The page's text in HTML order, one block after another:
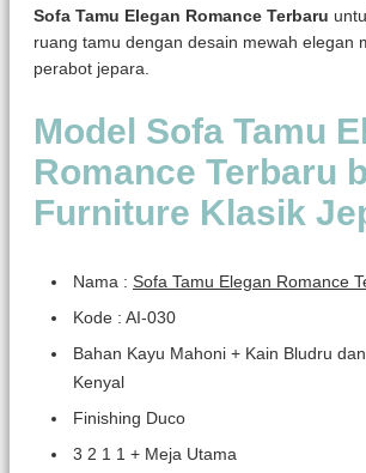
Sofa Tamu Elegan Romance Terbaru
ruang tamu dengan desain mewah elegan
perabot jepara.
Model Sofa Tamu
Romance Terbaru
Furniture Klasik
Nama : Sofa Tamu Elegan Romance
Kode : AI-030
Bahan Kayu Mahoni + Kain Bludru
Kenyal
Finishing Duco
3 2 1 1 + Meja Utama